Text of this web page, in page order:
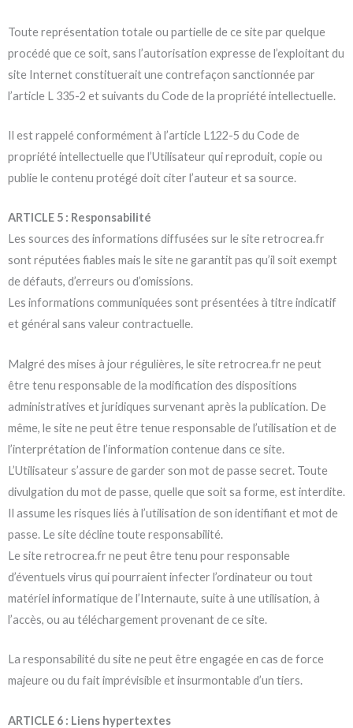
Toute représentation totale ou partielle de ce site par quelque
procédé que ce soit, sans l’autorisation expresse de l’exploitant du
site Internet constituerait une contrefaçon sanctionnée par
l’article L 335-2 et suivants du Code de la propriété intellectuelle.
Il est rappelé conformément à l’article L122-5 du Code de
propriété intellectuelle que l’Utilisateur qui reproduit, copie ou
publie le contenu protégé doit citer l’auteur et sa source.
ARTICLE 5 : Responsabilité
Les sources des informations diffusées sur le site retrocrea.fr
sont réputées fiables mais le site ne garantit pas qu’il soit exempt
de défauts, d’erreurs ou d’omissions.
Les informations communiquées sont présentées à titre indicatif
et général sans valeur contractuelle.
Malgré des mises à jour régulières, le site retrocrea.fr ne peut
être tenu responsable de la modification des dispositions
administratives et juridiques survenant après la publication. De
même, le site ne peut être tenue responsable de l’utilisation et de
l’interprétation de l’information contenue dans ce site.
L’Utilisateur s’assure de garder son mot de passe secret. Toute
divulgation du mot de passe, quelle que soit sa forme, est interdite.
Il assume les risques liés à l’utilisation de son identifiant et mot de
passe. Le site décline toute responsabilité.
Le site retrocrea.fr ne peut être tenu pour responsable
d’éventuels virus qui pourraient infecter l’ordinateur ou tout
matériel informatique de l’Internaute, suite à une utilisation, à
l’accès, ou au téléchargement provenant de ce site.
La responsabilité du site ne peut être engagée en cas de force
majeure ou du fait imprévisible et insurmontable d’un tiers.
ARTICLE 6 : Liens hypertextes